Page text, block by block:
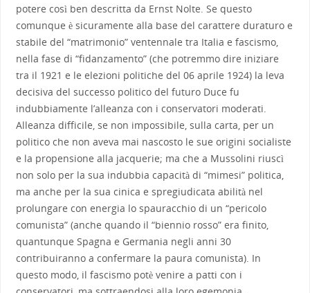
potere così ben descritta da Ernst Nolte. Se questo
comunque è sicuramente alla base del carattere duraturo e
stabile del “matrimonio” ventennale tra Italia e fascismo,
nella fase di “fidanzamento” (che potremmo dire iniziare
tra il 1921 e le elezioni politiche del 06 aprile 1924) la leva
decisiva del successo politico del futuro Duce fu
indubbiamente l’alleanza con i conservatori moderati.
Alleanza difficile, se non impossibile, sulla carta, per un
politico che non aveva mai nascosto le sue origini socialiste
e la propensione alla jacquerie; ma che a Mussolini riuscì
non solo per la sua indubbia capacità di “mimesi” politica,
ma anche per la sua cinica e spregiudicata abilità nel
prolungare con energia lo spauracchio di un “pericolo
comunista” (anche quando il “biennio rosso” era finito,
quantunque Spagna e Germania negli anni 30
contribuiranno a confermare la paura comunista). In
questo modo, il fascismo potè venire a patti con i